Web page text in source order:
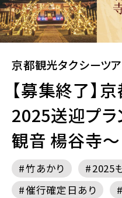
京都観光タクシーツ
【募集終了】
2025送迎プ
観音 楊谷寺～
竹あかり
2025
催行確定日あり